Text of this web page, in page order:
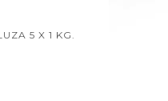
5 X 1 KG.